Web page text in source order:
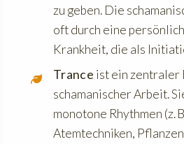
zu geben. Die
oft durch eine
Krankheit, die als
Trance ist ein zentraler
schamanischer Arbeit.
monotone Rhythmen (z.
Atemtechniken,